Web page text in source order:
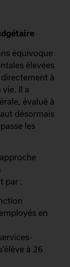
équivoque
élevées
à
vie. Il a
évalué à
désormais
les
par :
en
à 26